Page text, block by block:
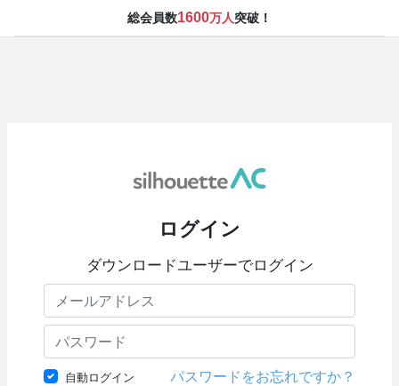
総会員数1600万人突破！
ログイン
ダウンロードユーザーでログイン
自動ログイン パスワードをお忘れですか？